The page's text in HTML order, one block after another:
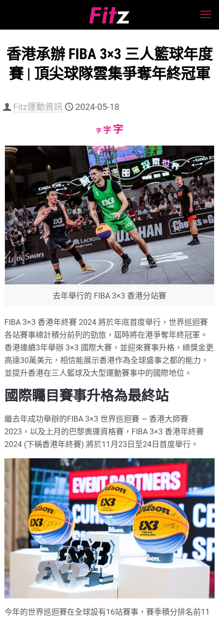
香港承辦 FIBA 3×3 三人籃球年度
賽 | 頂尖球隊雲集爭奪年終冠軍
Fitz運動資訊 2024-05-18
字Decrease
size.
字Reset
size.
字Increase
size.
去年舉行的 FIBA 3×3 香港分站賽
FIBA 3×3 香港年終賽 2024 將於年底首度舉行，世界巡迴賽
各站賽事總計積分前列的勁旅，屆時將在港爭奪年終冠軍。
香港連續3年舉辦 3×3 國際大賽，並迎來賽事升格，總獎金更
高達30萬美元，相信能展示香港作為全球盛事之都的能力，
並提升香港在三人籃球及大型運動賽事中的國際地位。
國際矚目賽事升格為最終站
繼去年成功舉辦的FIBA 3×3 世界巡迴賽 — 香港大師賽
2023，以及上月的巴黎奧運資格賽，FIBA 3×3 香港年終賽
2024 (下稱香港年終賽) 將於11月23日至24日首度舉行。
今年的世界巡迴賽在全球設有16站賽事，賽季積分排名前11